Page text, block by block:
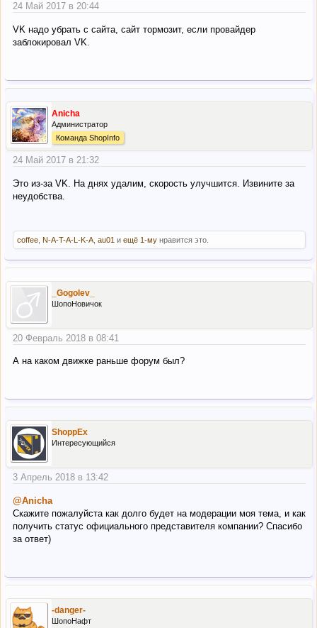
24 Май 2017 в 20:44
VK надо убрать с сайта, сайт тормозит, если провайдер
заблокировал VK.
Anicha
Администратор
Команда ShopInfo
24 Май 2017 в 21:32
Это из-за VK. На днях удалим, скорость улучшится. Извините за
неудобства.
coffee N-A-T-A-L-K-A au01 и ещё 1-му нравится это.
_Gogolev_
ШопоНовичок
20 Февраль 2018 в 08:41
А на каком движке раньше форум был?
ShoppEx
Интересующийся
3 Апрель 2018 в 13:42
@Anicha
Скажите пожалуйста как долго будет на модерации моя тема, и как
получить статус официального представителя компании? Спасибо
за ответ)
-danger-
ШопоНафт